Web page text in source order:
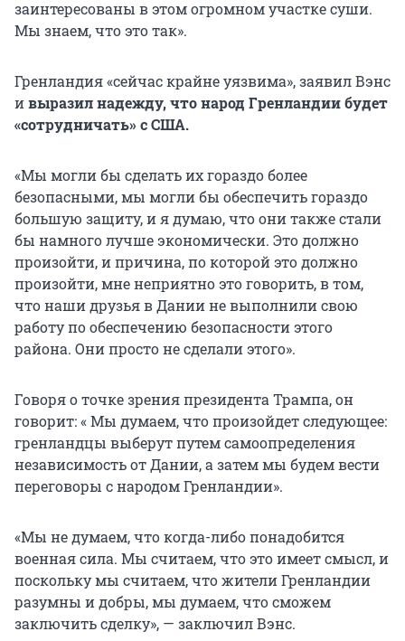
заинтересованы в этом огромном участке суши.
Мы знаем, что это так».
Гренландия «сейчас крайне уязвима», заявил Вэнс
ивыразил надежду, что народ Гренландии будет
«сотрудничать» с США.
«Мы могли бы сделать их гораздо более
безопасными, мы могли бы обеспечить гораздо
большую защиту, и я думаю, что они также стали
бы намного лучше экономически. Это должно
произойти, и причина, по которой это должно
произойти, мне неприятно это говорить, в том,
что наши друзья в Дании не выполнили свою
работу по обеспечению безопасности этого
района. Они просто не сделали этого».
Говоря о точке зрения президента Трампа, он
говорит: « Мы думаем, что произойдет следующее:
гренландцы выберут путем самоопределения
независимость от Дании, а затем мы будем вести
переговоры с народом Гренландии».
«Мы не думаем, что когда-либо понадобится
военная сила. Мы считаем, что это имеет смысл, и
поскольку мы считаем, что жители Гренландии
разумны и добры, мы думаем, что сможем
заключить сделку», — заключил Вэнс.